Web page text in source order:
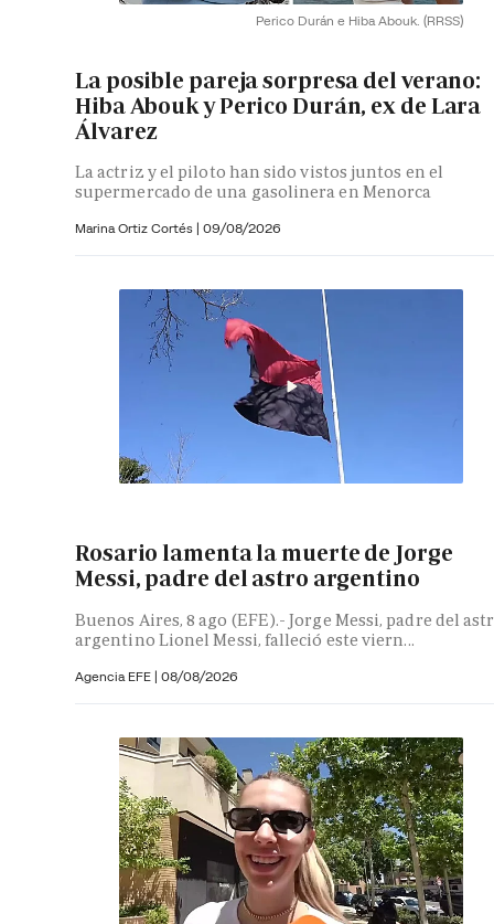
Perico Durán e Hiba Abouk. (RRSS)
La posible pareja sorpresa del verano:
Hiba Abouk y Perico Durán, ex de Lara
Álvarez
La actriz y el piloto han sido vistos juntos en el
supermercado de una gasolinera en Menorca
Marina Ortiz Cortés | 09/08/2026
Rosario lamenta la muerte de Jorge
Messi, padre del astro argentino
Buenos Aires, 8 ago (EFE).- Jorge Messi, padre del
argentino Lionel Messi, falleció este viern...
Agencia EFE | 08/08/2026